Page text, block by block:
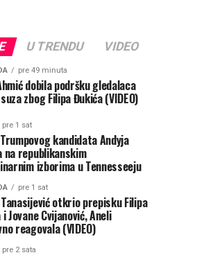
U TRENDU VIDEO
pre 49 minuta
dobila podršku gledalaca
zbog Filipa Đukića (VIDEO)
pre 1 sat
kandidata Andyja
na republikanskim
izborima u Tennesseeju
pre 1 sat
otkrio prepisku Filipa
Jovane Cvijanović, Aneli
reagovala (VIDEO)
pre 2 sata